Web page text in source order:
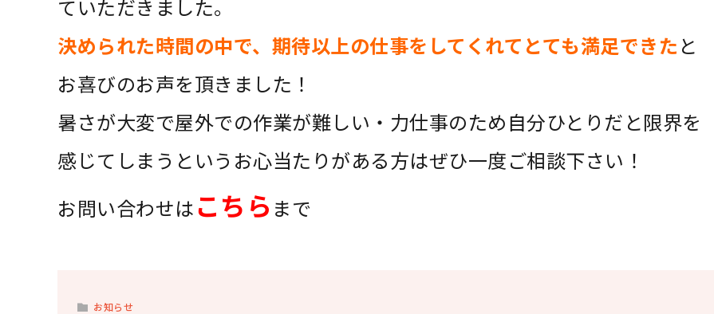
ていただきました。
決められた時間の中で、期待以上の仕事をしてくれてとても満足できた と
お喜びのお声を頂きました！
暑さが大変で屋外での作業が難しい・力仕事のため自分ひとりだと限界を
感じてしまうというお心当たりがある方はぜひ一度ご相談下さい！
お問い合わせはこちら まで
お知らせ